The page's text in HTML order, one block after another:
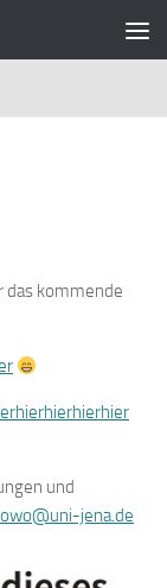
das kommende
und
jena.de